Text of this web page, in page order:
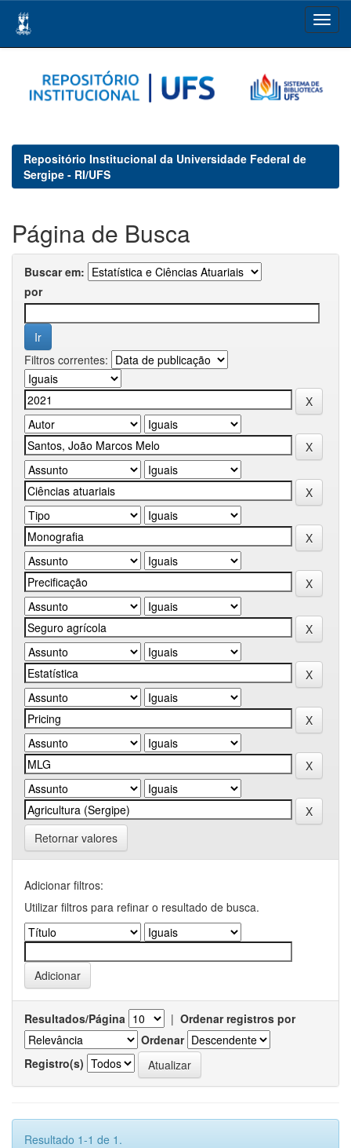
navigation
Repositório Institucional da Universidade Federal de
Sergipe - RI/UFS
Página de Busca
Buscar em:
por
Filtros correntes:
Retornar valores
Adicionar filtros:
Utilizar filtros para refinar o resultado de busca.
Resultados/Página | Ordenar registros por
Ordenar
Registro(s)
Resultado 1-1 de 1.